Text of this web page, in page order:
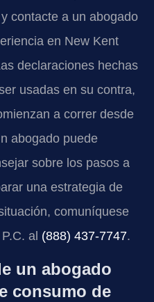
contacte a un abogado
en New Kent
declaraciones hechas
usadas en su contra,
a correr desde
abogado puede
sobre los pasos a
una estrategia de
comuníquese
al (888) 437-7747.
un abogado
consumo de